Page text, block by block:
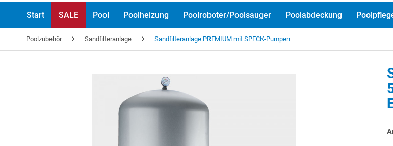
Start SALE Pool Poolheizung Poolroboter/Poolsauger Poolabdeckung
Poolzubehör Sandfilteranlage Sandfilteranlage PREMIUM mit SPECK-Pumpen